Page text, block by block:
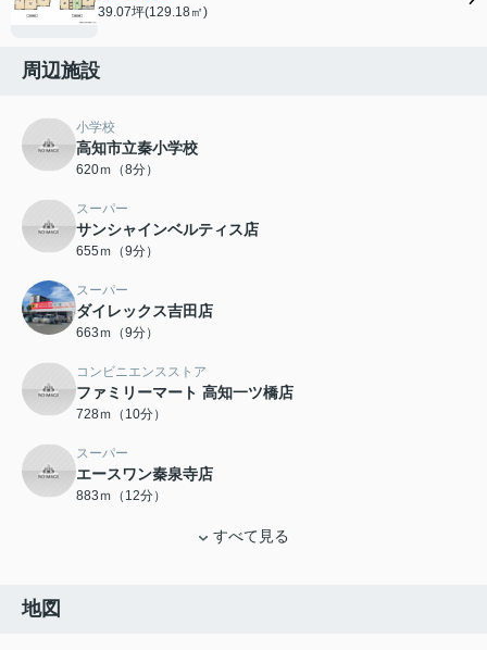
39.07坪(129.18㎡)
周辺施設
小学校
高知市立秦小学校
620ｍ（8分）
スーパー
サンシャインベルティス店
655ｍ（9分）
スーパー
ダイレックス吉田店
663ｍ（9分）
コンビニエンスストア
ファミリーマート 高知一ツ橋店
728ｍ（10分）
スーパー
エースワン秦泉寺店
883ｍ（12分）
すべて見る
地図